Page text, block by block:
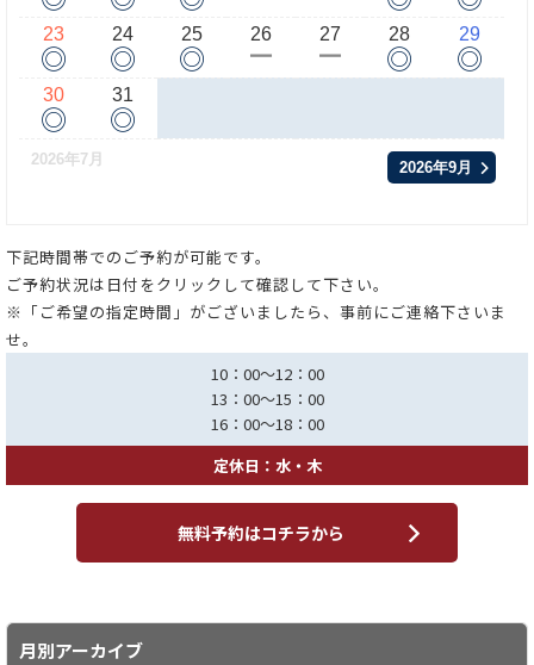
23
◎
24
◎
25
◎
26
ー
27
ー
28
◎
29
◎
30
◎
31
◎
2026年7月 2026年9月
下記時間帯でのご予約が可能です。
ご予約状況は日付をクリックして確認して下さい。
※「ご希望の指定時間」がございましたら、事前にご連絡下さいま
せ。
10：00～12：00
13：00～15：00
16：00～18：00
定休日：水・木
無料予約はコチラから
月別アーカイブ